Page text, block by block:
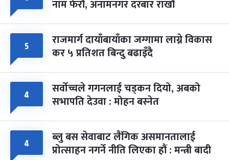
नाम फेरौं, अनामनगर दरबार राखौं
५ राजमार्ग दायाँबायाँका जग्गामा लाग्ने विकास
कर ५ प्रतिशत बिन्दु बढाइँदै
४ सर्वोच्चले गगनलाई चड्कन दियो, अबको
सभापति देउवा : मोहन बस्नेत
४ ब्लु बस सेवाबाट लैंगिक असमानतालाई
प्रोत्साहन नगर्ने नीति लिएका हौं : मन्त्री बादी